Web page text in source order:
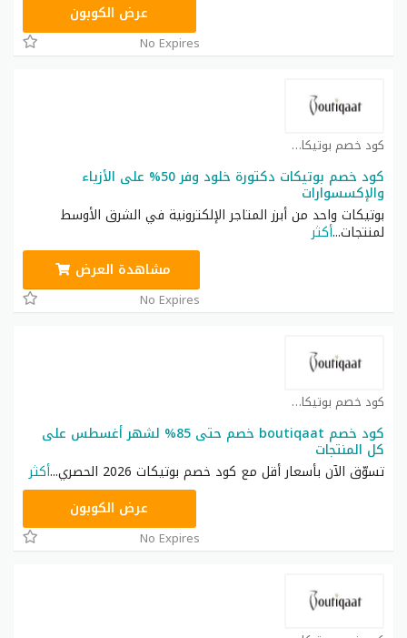
F53EADB4عرض الكوبون
No Expires
كود خصم بوتيكات كوبون
كود خصم بوتيكات دكتورة خلود وفر 50% على الأزياء
والإكسسوارات
بوتيكات واحد من أبرز المتاجر الإلكترونية في الشرق الأوسط
لمنتجات...أكثر
مشاهدة العرض
No Expires
كود خصم بوتيكات كوبون
كود خصم boutiqaat خصم حتى 85% لشهر أغسطس على
كل المنتجات
تسوّق الآن بأسعار أقل مع كود خصم بوتيكات 2026 الحصري
...أكثر
ONRUN20
عرض الكوبون
No Expires